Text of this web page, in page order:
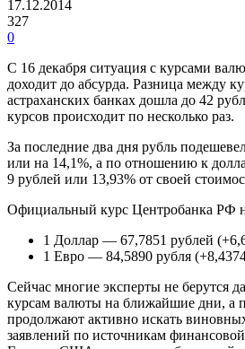
17.12.2014
327
0
С 16 декабря ситуация с курсами
доходит до абсурда. Разница между
астраханских банках дошла до 42
курсов происходит по несколько раз.
За последние два дня рубль
или на 14,1%, а по отношению к
9 рублей или 13,93% от своей
Официальный курс Центробанка РФ
1 Доллар — 67,7851 рублей
1 Евро — 84,5890 рубля
Сейчас многие эксперты не берутся
курсам валюты на ближайшие дни, а
продолжают активно искать
заявлений по источникам